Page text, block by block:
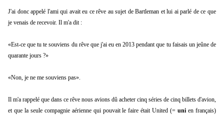
J'ai donc appelé l'ami qui avait eu ce rêve au sujet de Bartleman et lui ai parlé de ce que
je venais de recevoir. Il m'a dit :
«Est-ce que tu te souviens du rêve que j'ai eu en 2013 pendant que tu faisais un jeûne de
quarante jours ?»
«Non, je ne me souviens pas».
Il m'a rappelé que dans ce rêve nous avions dû acheter cinq séries de cinq billets d'avion,
et que la seule compagnie aérienne qui pouvait le faire était United (=uni en français)